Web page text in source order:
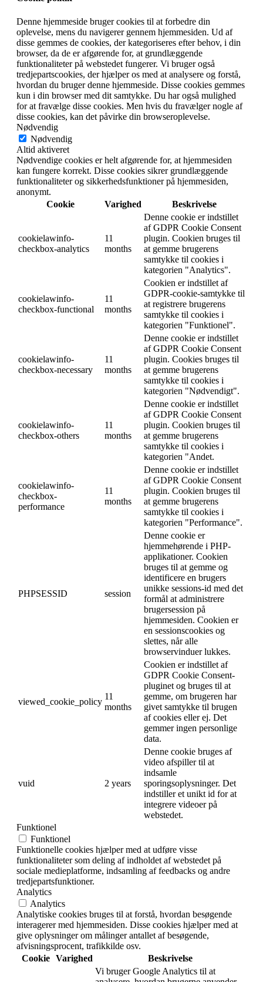
Denne hjemmeside bruger cookies til at forbedre din
oplevelse, mens du navigerer gennem hjemmesiden. Ud af
disse gemmes de cookies, der kategoriseres efter behov, i din
browser, da de er afgørende for, at grundlæggende
funktionaliteter på webstedet fungerer. Vi bruger også
tredjepartscookies, der hjælper os med at analysere og forstå,
hvordan du bruger denne hjemmeside. Disse cookies gemmes
kun i din browser med dit samtykke. Du har også mulighed
for at fravælge disse cookies. Men hvis du fravælger nogle af
disse cookies, kan det påvirke din browseroplevelse.
Nødvendig
Nødvendig
Altid aktiveret
Nødvendige cookies er helt afgørende for, at hjemmesiden
kan fungere korrekt. Disse cookies sikrer grundlæggende
funktionaliteter og sikkerhedsfunktioner på hjemmesiden,
anonymt.
Cookie
Varighed Beskrivelse
cookielawinfo-
checkbox-analytics
11
months
Denne cookie er indstillet
af GDPR Cookie Consent
plugin. Cookien bruges til
at gemme brugerens
samtykke til cookies i
kategorien "Analytics".
cookielawinfo-
checkbox-functional
11
months
Cookien er indstillet af
GDPR-cookie-samtykke til
at registrere brugerens
samtykke til cookies i
kategorien "Funktionel".
cookielawinfo-
checkbox-necessary
11
months
Denne cookie er indstillet
af GDPR Cookie Consent
plugin. Cookies bruges til
at gemme brugerens
samtykke til cookies i
kategorien "Nødvendigt".
cookielawinfo-
checkbox-others
11
months
Denne cookie er indstillet
af GDPR Cookie Consent
plugin. Cookien bruges til
at gemme brugerens
samtykke til cookies i
kategorien "Andet.
cookielawinfo-
checkbox-
performance
11
months
Denne cookie er indstillet
af GDPR Cookie Consent
plugin. Cookien bruges til
at gemme brugerens
samtykke til cookies i
kategorien "Performance".
PHPSESSID session
Denne cookie er
hjemmehørende i PHP-
applikationer. Cookien
bruges til at gemme og
identificere en brugers
unikke sessions-id med det
formål at administrere
brugersession på
hjemmesiden. Cookien er
en sessionscookies og
slettes, når alle
browservinduer lukkes.
viewed_cookie_policy
11
months
Cookien er indstillet af
GDPR Cookie Consent-
pluginet og bruges til at
gemme, om brugeren har
givet samtykke til brugen
af cookies eller ej. Det
gemmer ingen personlige
data.
vuid 2 years
Denne cookie bruges af
video afspiller til at
indsamle
sporingsoplysninger. Det
indstiller et unikt id for at
integrere videoer på
webstedet.
Funktionel
Funktionel
Funktionelle cookies hjælper med at udføre visse
funktionaliteter som deling af indholdet af webstedet på
sociale medieplatforme, indsamling af feedbacks og andre
tredjepartsfunktioner.
Analytics
Analytics
Analytiske cookies bruges til at forstå, hvordan besøgende
interagerer med hjemmesiden. Disse cookies hjælper med at
give oplysninger om målinger antallet af besøgende,
afvisningsprocent, trafikkilde osv.
Cookie Varighed
Beskrivelse
Vi bruger Google Analytics til at